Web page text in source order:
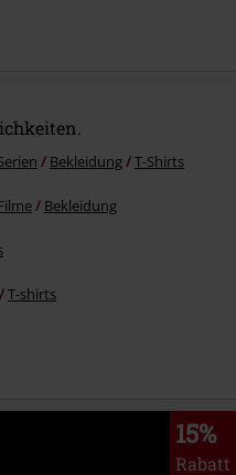
Bekleidung T-Shirts
Bekleidung
T-shirts
15%
Rabatt